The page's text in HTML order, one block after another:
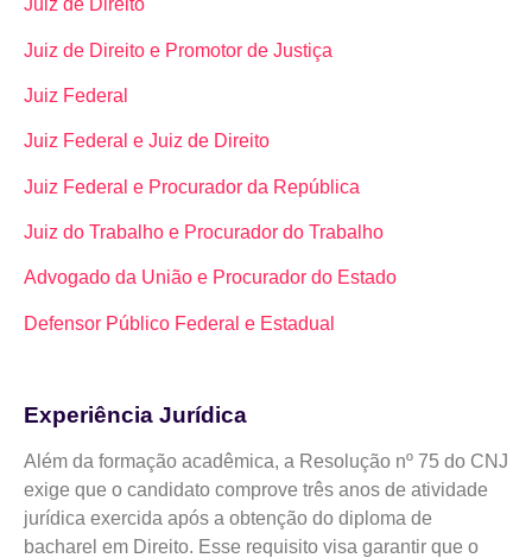
Juiz de Direito
Juiz de Direito e Promotor de Justiça
Juiz Federal
Juiz Federal e Juiz de Direito
Juiz Federal e Procurador da República
Juiz do Trabalho e Procurador do Trabalho
Advogado da União e Procurador do Estado
Defensor Público Federal e Estadual
Experiência Jurídica
Além da formação acadêmica, a Resolução nº 75 do CNJ
exige que o candidato comprove três anos de atividade
jurídica exercida após a obtenção do diploma de
bacharel em Direito. Esse requisito visa garantir que o